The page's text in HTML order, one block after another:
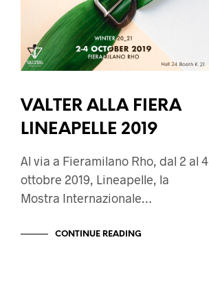
VALTER ALLA FIERA
LINEAPELLE 2019
Al via a Fieramilano Rho, dal 2 al 4
ottobre 2019, Lineapelle, la
Mostra Internazionale…
CONTINUE READING